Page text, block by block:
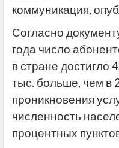
коммуникация,
Согласно
года число
в стране достигло
тыс. больше, чем в
проникновения
численность
процентных